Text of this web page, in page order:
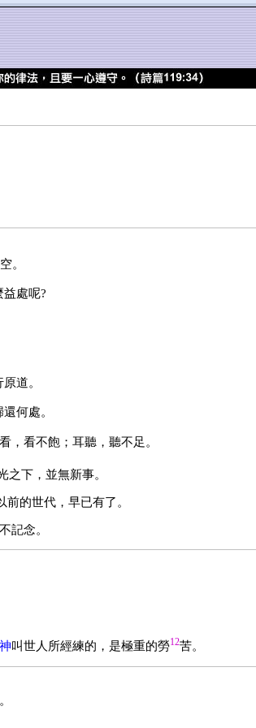
。
處呢?
道。
何處。
，看不飽；耳聽，聽不足。
之下，並無新事。
前的世代，早已有了。
記念。
叫世人所經練的，是極重的勞12苦。